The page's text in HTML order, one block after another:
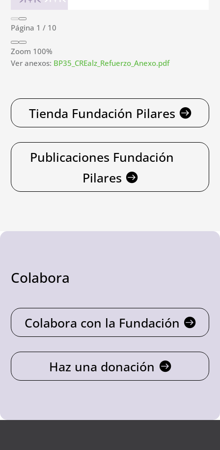
Página 1 / 10
Zoom 100%
Ver anexos: BP35_CREalz_Refuerzo_Anexo.pdf
Tienda Fundación Pilares
Publicaciones Fundación
Pilares
Colabora
Colabora con la Fundación
Haz una donación